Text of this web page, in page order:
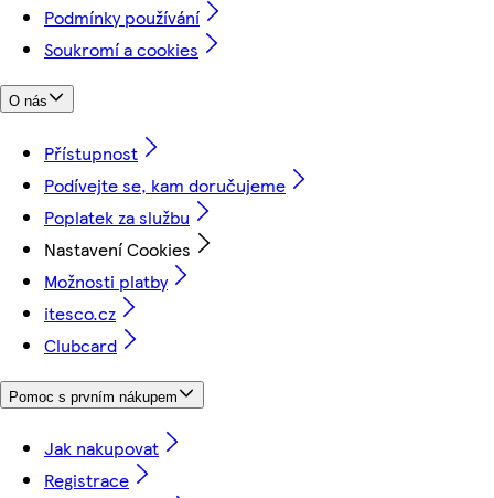
Podmínky používání
Soukromí a cookies
O nás
Přístupnost
Podívejte se, kam doručujeme
Poplatek za službu
Nastavení Cookies
Možnosti platby
itesco.cz
Clubcard
Pomoc s prvním nákupem
Jak nakupovat
Registrace